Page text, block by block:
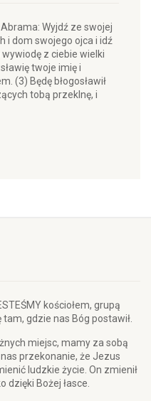
Wyjdź ze swojej
i dom swojego ojca i idź
z ciebie wielki
twoje imię i
(3) Będę błogosławił
tobą przeklnę, i
kościołem, grupą
gdzie nas Bóg postawił.
miejsc, mamy za sobą
przekonanie, że Jezus
ludzkie życie. On zmienił
Bożej łasce.